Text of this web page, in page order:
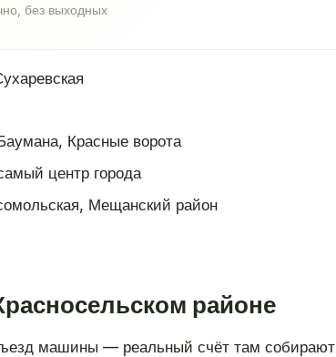
без выходных
Красные ворота
центр города
Мещанский район
районе
машины — реальный счёт там